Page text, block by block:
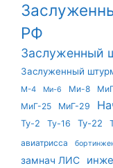
РФ
Заслуженный
Заслуженный
М-4
Ми-6 Ми-8
МиГ-25
МиГ-29
Ту-2 Ту-16 Ту-22
авиатрисса
замнач ЛИС